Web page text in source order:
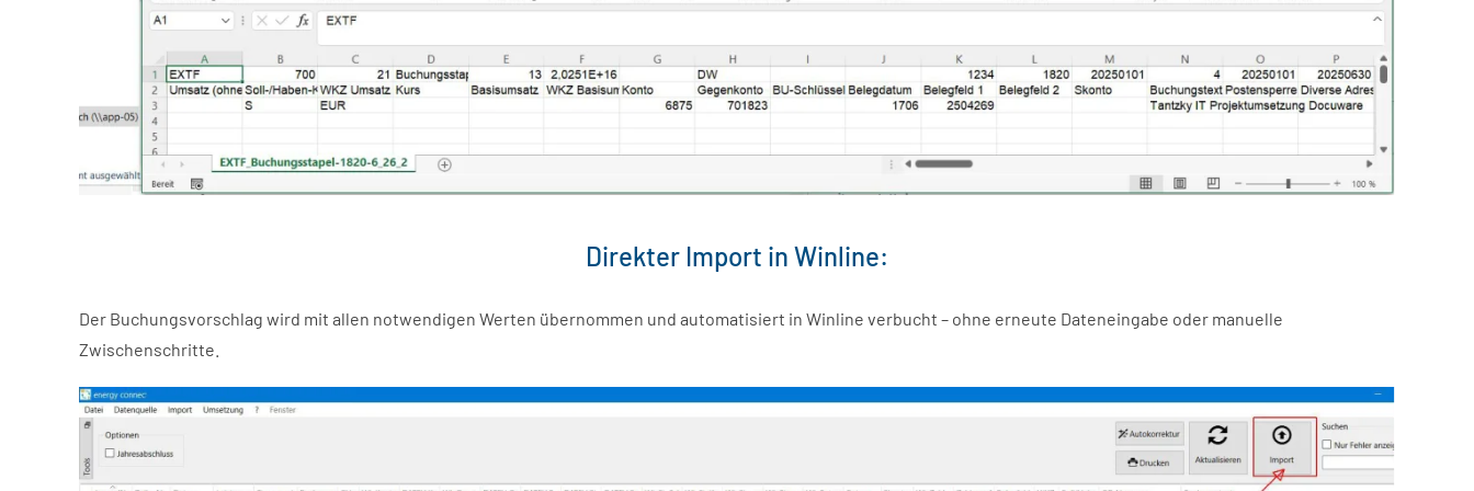
Direkter Import in Winline:
Der Buchungsvorschlag wird mit allen notwendigen Werten übernommen und automatisiert in Winline verbucht – ohne erneute Dateneingabe oder manuelle
Zwischenschritte.